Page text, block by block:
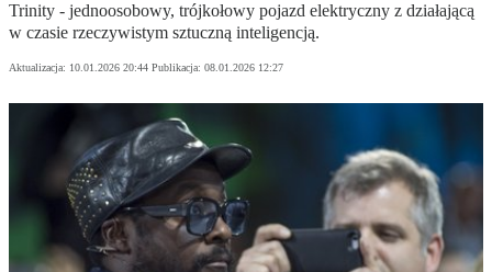
Trinity - jednoosobowy, trójkołowy pojazd elektryczny z działającą
w czasie rzeczywistym sztuczną inteligencją.
Aktualizacja: 10.01.2026 20:44 Publikacja: 08.01.2026 12:27